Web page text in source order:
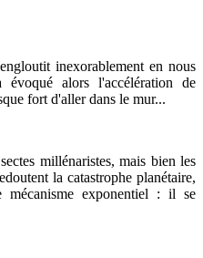
inexorablement en nous
alors l'accélération de
fort d'aller dans le mur...
millénaristes, mais bien les
la catastrophe planétaire,
mécanisme exponentiel : il se